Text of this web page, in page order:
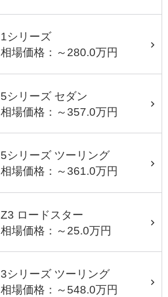
1シリーズ
相場価格：～280.0万円
5シリーズ セダン
相場価格：～357.0万円
5シリーズ ツーリング
相場価格：～361.0万円
Z3 ロードスター
相場価格：～25.0万円
3シリーズ ツーリング
相場価格：～548.0万円